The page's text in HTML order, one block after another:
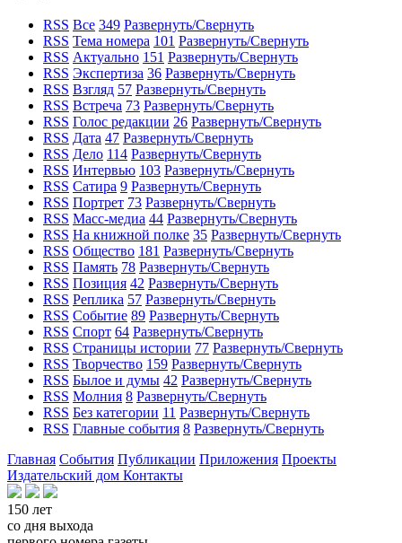
RSS Все 349 Развернуть/Свернуть
RSS Тема номера 101 Развернуть/Свернуть
RSS Актуально 151 Развернуть/Свернуть
RSS Экспертиза 36 Развернуть/Свернуть
RSS Взгляд 57 Развернуть/Свернуть
RSS Встреча 73 Развернуть/Свернуть
RSS Голос редакции 26 Развернуть/Свернуть
RSS Дата 47 Развернуть/Свернуть
RSS Дело 114 Развернуть/Свернуть
RSS Интервью 103 Развернуть/Свернуть
RSS Сатира 9 Развернуть/Свернуть
RSS Портрет 73 Развернуть/Свернуть
RSS Масс-медиа 44 Развернуть/Свернуть
RSS На книжной полке 35 Развернуть/Свернуть
RSS Общество 181 Развернуть/Свернуть
RSS Память 78 Развернуть/Свернуть
RSS Позиция 42 Развернуть/Свернуть
RSS Реплика 57 Развернуть/Свернуть
RSS Событие 89 Развернуть/Свернуть
RSS Спорт 64 Развернуть/Свернуть
RSS Страницы истории 77 Развернуть/Свернуть
RSS Творчество 159 Развернуть/Свернуть
RSS Былое и думы 42 Развернуть/Свернуть
RSS Молния 8 Развернуть/Свернуть
RSS Без категории 11 Развернуть/Свернуть
RSS Главные события 8 Развернуть/Свернуть
Главная События Публикации Приложения Проекты
Издательский дом Контакты
150 лет
со дня выхода